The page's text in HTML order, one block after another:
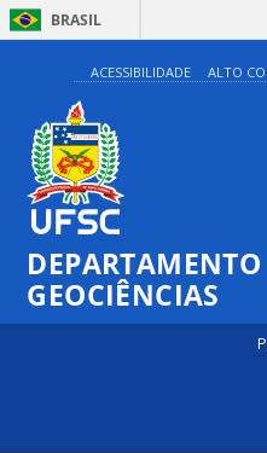
BRASIL
ACESSIBILIDADE ALTO
DEPARTAMENTO
GEOCIÊNCIAS